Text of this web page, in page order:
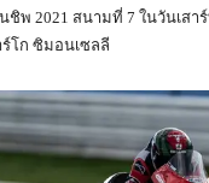
ชิพ 2021 สนามที่ 7 ในวันเส
โก ซิมอนเซลลี